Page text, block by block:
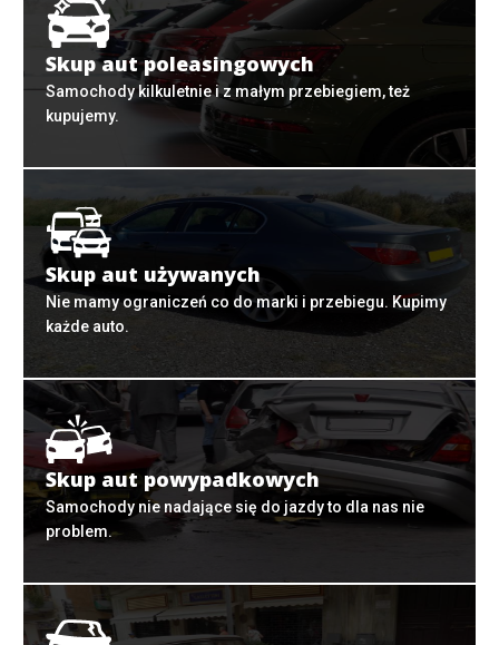
Skup aut poleasingowych
Samochody kilkuletnie i z małym przebiegiem, też
kupujemy.
Skup aut używanych
Nie mamy ograniczeń co do marki i przebiegu. Kupimy
każde auto.
Skup aut powypadkowych
Samochody nie nadające się do jazdy to dla nas nie
problem.